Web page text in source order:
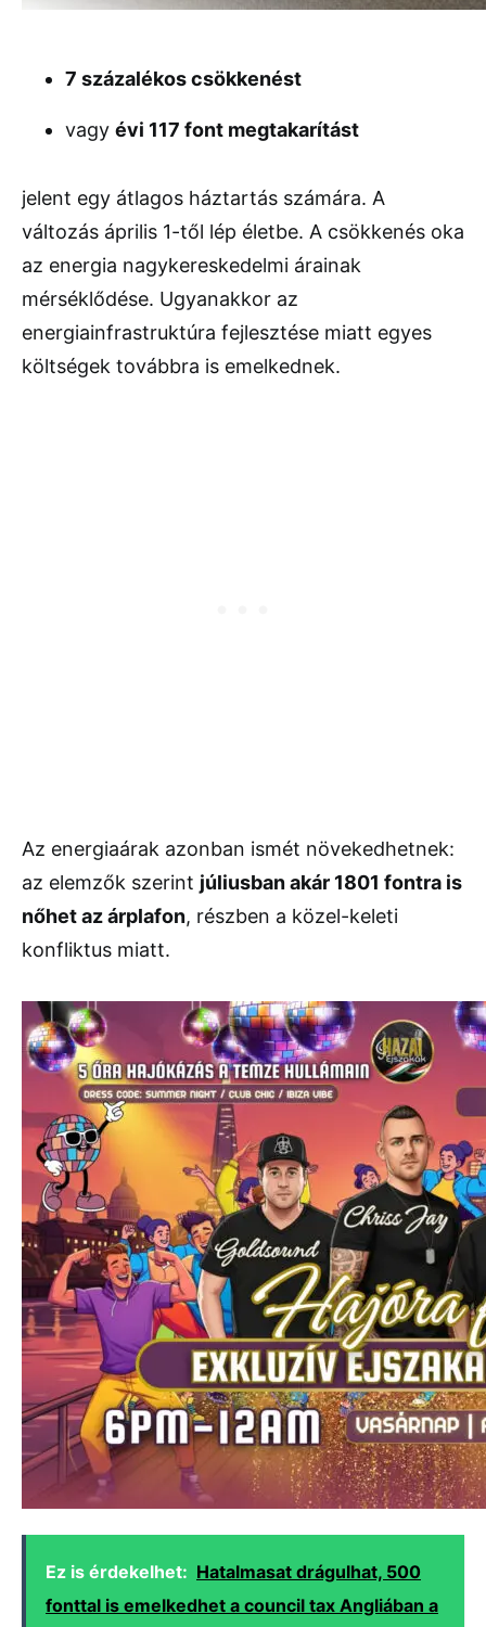
7 százalékos csökkenést
vagy évi 117 font megtakarítást
jelent egy átlagos háztartás számára. A
változás április 1-től lép életbe. A csökkenés oka
az energia nagykereskedelmi árainak
mérséklődése. Ugyanakkor az
energiainfrastruktúra fejlesztése miatt egyes
költségek továbbra is emelkednek.
Az energiaárak azonban ismét növekedhetnek:
az elemzők szerint júliusban akár 1801 fontra is
nőhet az árplafon, részben a közel-keleti
konfliktus miatt.
Ez is érdekelhet: Hatalmasat drágulhat, 500
fonttal is emelkedhet a council tax Angliában a